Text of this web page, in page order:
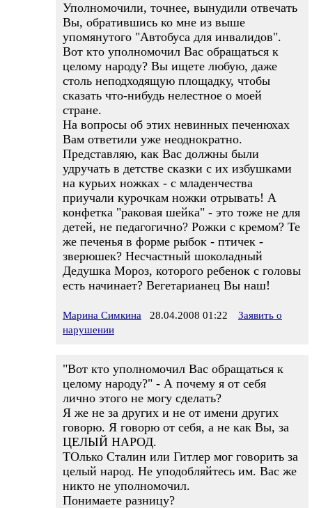
Уполномочили, точнее, вынудили отвечать
Вы, обратившись ко мне из выше
упомянутого "Автобуса для инвалидов".
Вот кто уполномочил Вас обращаться к
целому народу? Вы ищете любую, даже
столь неподходящую площадку, чтобы
сказать что-нибудь нелестное о моей
стране.
На вопросы об этих невинных печенюхах
Вам ответили уже неоднократно.
Представляю, как Вас должны были
удручать в детстве сказки с их избушками
на курьих ножках - с младенчества
приучали курочкам ножки отрывать! А
конфетка "раковая шейка" - это тоже не для
детей, не педагогично? Рожки с кремом? Те
же печенья в форме рыбок - птичек -
зверюшек? Несчастный шоколадный
Дедушка Мороз, которого ребенок с головы
есть начинает? Вегетарианец Вы наш!
Марина Симкина 28.04.2008 01:22
Заявить о
нарушении
"Вот кто уполномочил Вас обращаться к
целому народу?" - А почему я от себя
лично этого не могу сделать?
Я же не за других и не от имени других
говорю. Я говорю от себя, а не как Вы, за
ЦЕЛЫЙ НАРОД.
ТОлько Сталин или Гитлер мог говорить за
целый народ. Не уподобляйтесь им. Вас же
никто не уполномочил.
Понимаете разницу?